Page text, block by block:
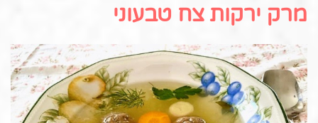
מרק ירקות צח טבעוני